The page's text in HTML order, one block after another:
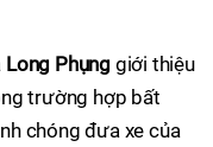
Long Phụng giới thiệu
trường hợp bất
chóng đưa xe của